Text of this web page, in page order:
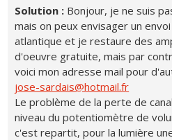
Solution : Bonjour, je ne suis
mais on peux envisager un
atlantique et je restaure des
d'oeuvre gratuite, mais par
voici mon adresse mail pour
jose-sardais@hotmail.fr
Le problème de la perte de
niveau du potentiomètre de
c'est repartit, pour la lumière